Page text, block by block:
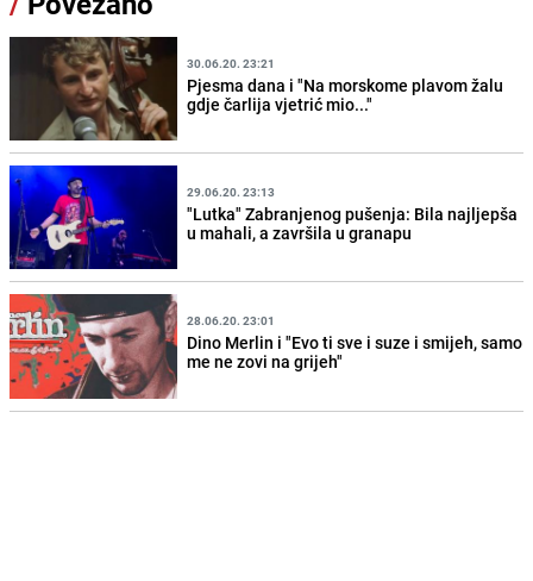
30.06.20. 23:21
Pjesma dana i "Na morskome plavom žalu
gdje čarlija vjetrić mio..."
29.06.20. 23:13
"Lutka" Zabranjenog pušenja: Bila najljepša
u mahali, a završila u granapu
28.06.20. 23:01
Dino Merlin i "Evo ti sve i suze i smijeh, samo
me ne zovi na grijeh"